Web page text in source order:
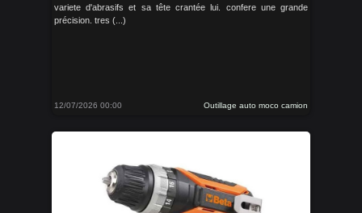
variete d'abrasifs et sa tête crantée lui. confere une grande
précision. tres (...)
12/07/2026 00:00 Outillage auto moco camion